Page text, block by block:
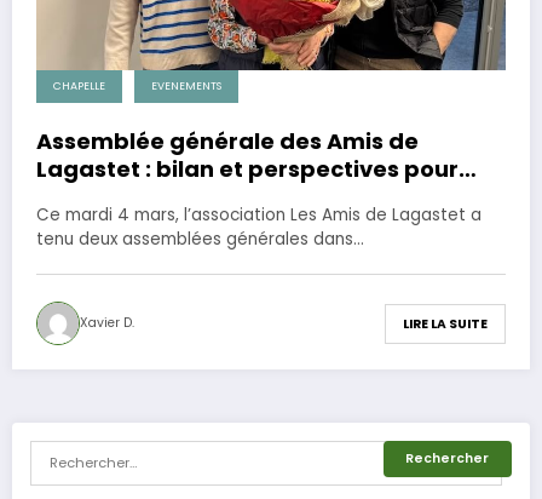
CHAPELLE EVENEMENTS
Assemblée générale des Amis de
Lagastet : bilan et perspectives pour
Ce mardi 4 mars, l’association Les Amis de Lagastet a
tenu deux assemblées générales dans…
Xavier D. LIRE LA SUITE